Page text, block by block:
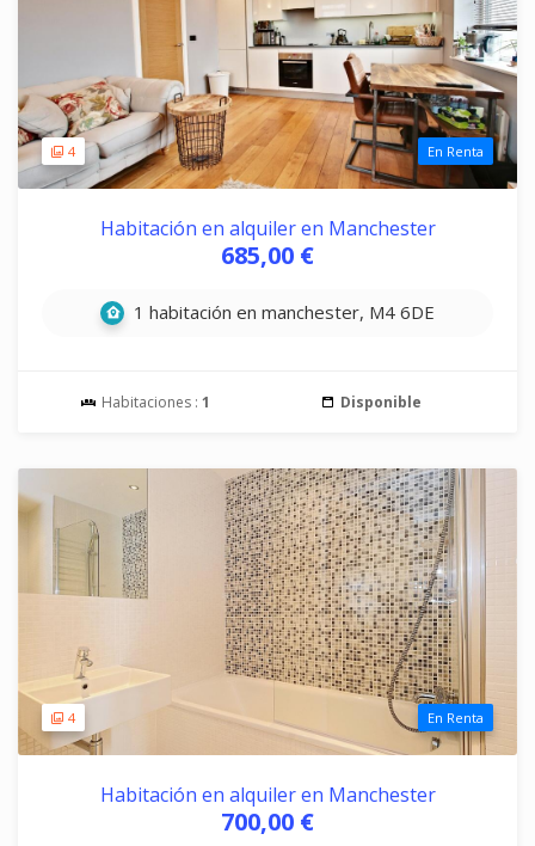
4 En Renta
Habitación en alquiler en Manchester
685,00 €
1 habitación en manchester, M4 6DE
Habitaciones : 1 Disponible
4 En Renta
Habitación en alquiler en Manchester
700,00 €